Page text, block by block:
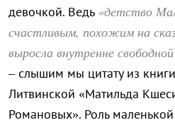
девочкой. Ведь «детство
счастливым, похожим на
выросла внутренне
– слышим мы цитату из
Литвинской «Матильда
Романовых». Роль